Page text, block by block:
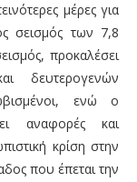
μέρες για
σεισμός των 7,8
προκαλέσει
δευτερογενών
ενώ ο
αναφορές και
κρίση στην
που έπεται την